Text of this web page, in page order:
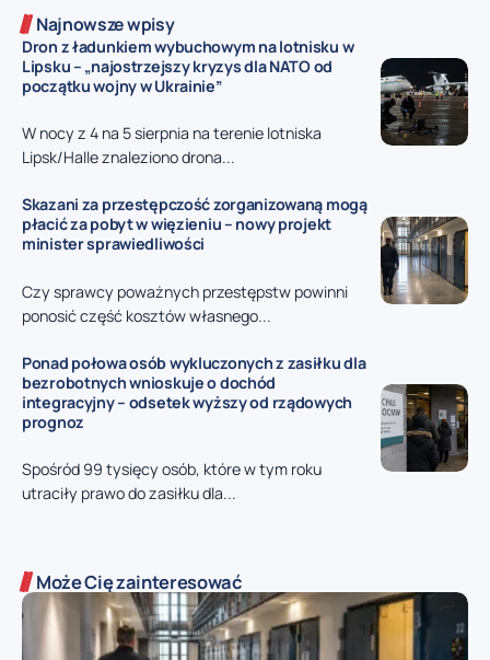
Najnowsze wpisy
Dron z ładunkiem wybuchowym na lotnisku w
Lipsku – „najostrzejszy kryzys dla NATO od
początku wojny w Ukrainie”
W nocy z 4 na 5 sierpnia na terenie lotniska
Lipsk/Halle znaleziono drona...
Skazani za przestępczość zorganizowaną mogą
płacić za pobyt w więzieniu – nowy projekt
minister sprawiedliwości
Czy sprawcy poważnych przestępstw powinni
ponosić część kosztów własnego...
Ponad połowa osób wykluczonych z zasiłku dla
bezrobotnych wnioskuje o dochód
integracyjny – odsetek wyższy od rządowych
prognoz
Spośród 99 tysięcy osób, które w tym roku
utraciły prawo do zasiłku dla...
Może Cię zainteresować